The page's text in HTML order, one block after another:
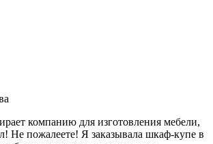
компанию для изготовления мебели,
Не пожалеете! Я заказывала шкаф-купе в